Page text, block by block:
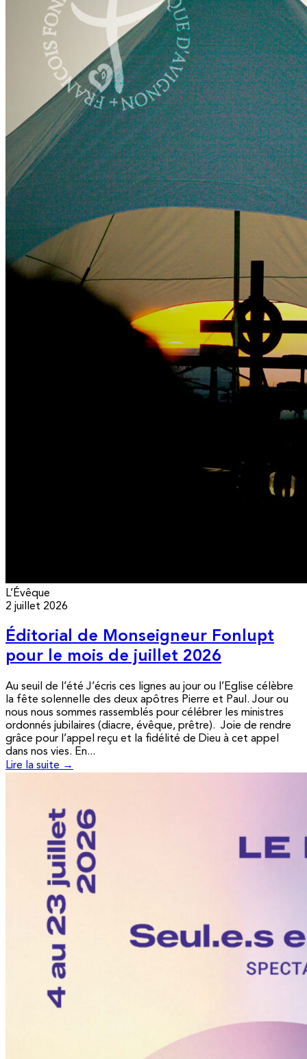
L’Évêque
2 juillet 2026
Éditorial de Monseigneur Fonlupt
pour le mois de juillet 2026
Au seuil de l’été J’écris ces lignes au jour ou l’Eglise célèbre
la fête solennelle des deux apôtres Pierre et Paul. Jour ou
nous nous sommes rassemblés pour célébrer les ministres
ordonnés jubilaires (diacre, évêque, prêtre). Joie de rendre
grâce pour l’appel reçu et la fidélité de Dieu à cet appel
dans nos vies. En...
Lire la suite →